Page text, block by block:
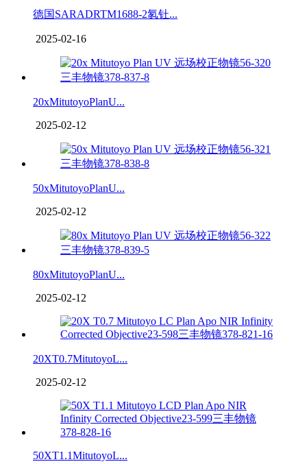
德国SARADRTM1688-2氡钍...
2025-02-16
20xMitutoyoPlanU...
2025-02-12
50xMitutoyoPlanU...
2025-02-12
80xMitutoyoPlanU...
2025-02-12
20XT0.7MitutoyoL...
2025-02-12
50XT1.1MitutoyoL...